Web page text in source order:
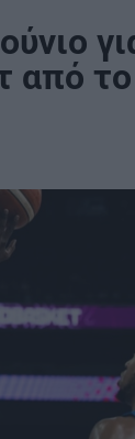
από το